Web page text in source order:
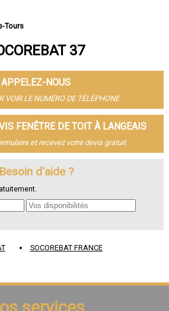
Tours
des-Corps
lès-Tours
sur-Loire
Renault
Dames
37
APPELEZ-NOUS
VOIR LE NUMÉRO DE TÉLÉPHONE
FENÊTRE DE TOIT À LANGEAIS
et recevez votre devis gratuit
Besoin d'aide ?
SOCOREBAT FRANCE